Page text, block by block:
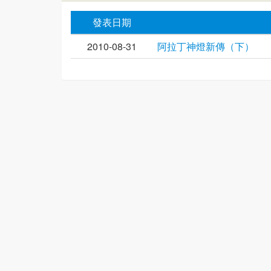
發表日期
2010-08-31
阿拉丁神燈新傳（下）